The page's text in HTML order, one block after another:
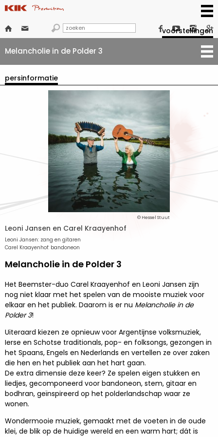
      
voorstellingen
Melancholie in de Polder 3
persinformatie
© Hessel Stuut
Leoni Jansen en Carel Kraayenhof
Leoni Jansen: zang en gitaren
Carel Kraayenhof: bandoneon
Melancholie in de Polder 3
Het Beemster-duo Carel Kraayenhof en Leoni Jansen zijn
nog niet klaar met het spelen van de mooiste muziek voor
elkaar en het publiek. Daarom is er nu Melancholie in de
Polder 3!
Uiteraard kiezen ze opnieuw voor Argentijnse volksmuziek,
Ierse en Schotse traditionals, pop- en folksongs, gezongen in
het Spaans, Engels en Nederlands en vertellen ze over zaken
die hen en het publiek aan het hart gaan.
De extra dimensie deze keer? Ze spelen eigen stukken en
liedjes, gecomponeerd voor bandoneon, stem, gitaar en
bodhran, geïnspireerd op het polderlandschap waar ze
wonen.
Wondermooie muziek, gemaakt met de voeten in de oude
klei, de blik op de huidige wereld en een warm hart; dát is